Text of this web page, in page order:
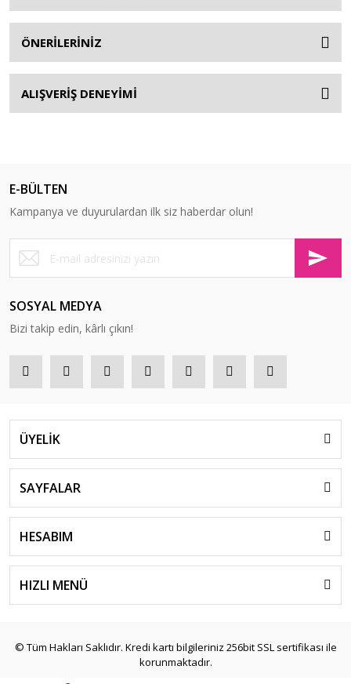
ÖNERİLERİNİZ
ALIŞVERİŞ DENEYİMİ
E-BÜLTEN
Kampanya ve duyurulardan ilk siz haberdar olun!
SOSYAL MEDYA
Bizi takip edin, kârlı çıkın!
ÜYELİK
SAYFALAR
HESABIM
HIZLI MENÜ
© Tüm Hakları Saklıdır. Kredi kartı bilgileriniz 256bit SSL sertifikası ile
korunmaktadır.